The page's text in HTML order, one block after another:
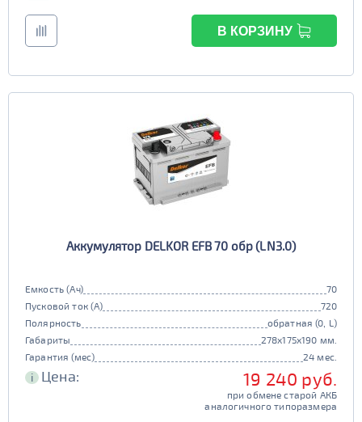
В КОРЗИНУ
Аккумулятор DELKOR EFB 70 обр (LN3.0)
Емкость (Ач)
70
Пусковой ток (А)
720
Полярность
обратная (0, L)
Габариты
278x175x190 мм.
Гарантия (мес)
24 мес.
i Цена: 19 240 руб.
при обмене старой АКБ
аналогичного типоразмера